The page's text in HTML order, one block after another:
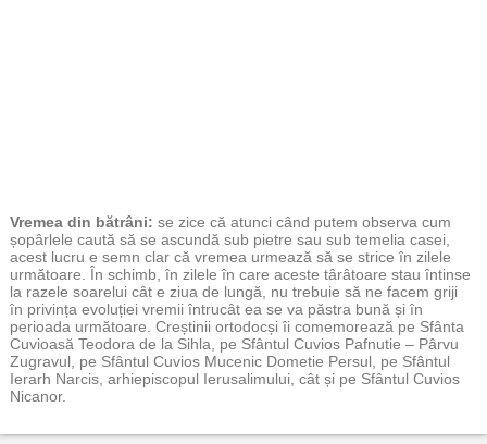
Vremea din bătrâni: se zice că atunci când putem observa cum
șopârlele caută să se ascundă sub pietre sau sub temelia casei,
acest lucru e semn clar că vremea urmează să se strice în zilele
următoare. În schimb, în zilele în care aceste târâtoare stau întinse
la razele soarelui cât e ziua de lungă, nu trebuie să ne facem griji
în privința evoluției vremii întrucât ea se va păstra bună și în
perioada următoare. Creștinii ortodocși îi comemorează pe Sfânta
Cuvioasă Teodora de la Sihla, pe Sfântul Cuvios Pafnutie – Pârvu
Zugravul, pe Sfântul Cuvios Mucenic Dometie Persul, pe Sfântul
Ierarh Narcis, arhiepiscopul Ierusalimului, cât și pe Sfântul Cuvios
Nicanor.